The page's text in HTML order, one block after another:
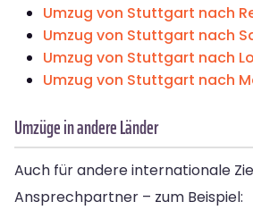
Umzug von Stuttgart nach
Umzug von Stuttgart nach
Umzug von Stuttgart nach
Umzug von Stuttgart nach
Umzüge in andere Länder
Auch für andere internationale
Ansprechpartner – zum Beispiel: